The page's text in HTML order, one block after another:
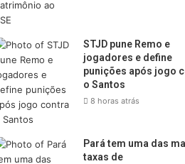
STJD pune Remo e
jogadores e define
punições após jogo
o Santos
8 horas atrás
Pará tem uma das
taxas de